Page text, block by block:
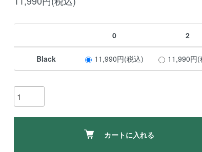
0 2
Black 11,990円(税込) 11,990円(
カートに入れる